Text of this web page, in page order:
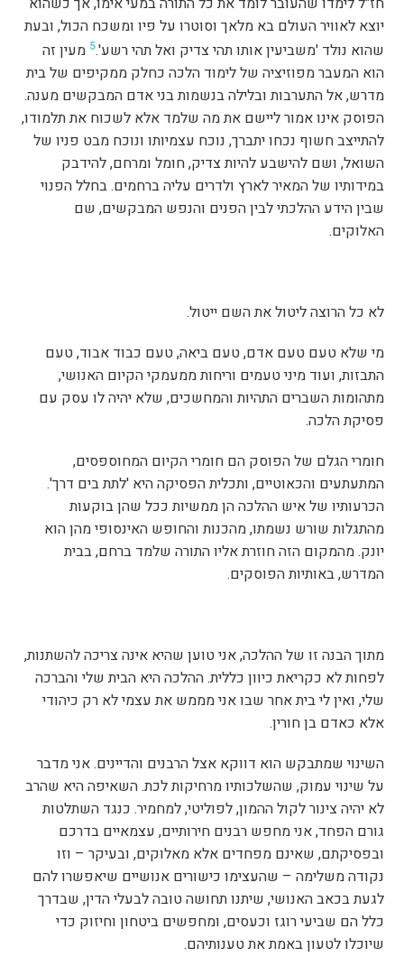
יוצא לאוויר העולם בא מלאך וסוטרו על פיו ומשכח הכול, ובעת
שהוא נולד 'משביעין אותו תהי צדיק ואל תהי רשע'.5 מעין זה
הוא המעבר מפוזיציה של לימוד הלכה כחלק ממקיפים של בית
מדרש, אל התערבות ובלילה בנשמות בני אדם המבקשים מענה.
הפוסק אינו אמור ליישם את מה שלמד אלא לשכוח את תלמודו,
להתייצב חשוף נכחו יתברך, נוכח עצמיותו ונוכח מבט פניו של
השואל, ושם להישבע להיות צדיק, חומל ומרחם, להידבק
במידותיו של המאיר לארץ ולדרים עליה ברחמים. בחלל הפנוי
שבין הידע ההלכתי לבין הפנים והנפש המבקשים, שם
האלוקים.
לא כל הרוצה ליטול את השם ייטול.
מי שלא טעם טעם אדם, טעם ביאה, טעם כבוד אבוד, טעם
התבזות, ועוד מיני טעמים וריחות ממעמקי הקיום האנושי,
מתהומות השברים התהיות והמחשכים, שלא יהיה לו עסק עם
פסיקת הלכה.
חומרי הגלם של הפוסק הם חומרי הקיום המחוספסים,
המתעתעים והכאוטיים, ותכלית הפסיקה היא 'לתת בים דרך'.
הכרעותיו של איש ההלכה הן ממשיות ככל שהן בוקעות
מהתגלות שורש נשמתו, מהכנות והחופש האינסופי מהן הוא
יונק. מהמקום הזה חוזרת אליו התורה שלמד ברחם, בבית
המדרש, באותיות הפוסקים.
מתוך הבנה זו של ההלכה, אני טוען שהיא אינה צריכה להשתנות,
לפחות לא כקריאת כיוון כללית. ההלכה היא הבית שלי והברכה
שלי, ואין לי בית אחר שבו אני מממש את עצמי לא רק כיהודי
אלא כאדם בן חורין.
השינוי שמתבקש הוא דווקא אצל הרבנים והדיינים. אני מדבר
על שינוי עמוק, שהשלכותיו מרחיקות לכת. השאיפה היא שהרב
לא יהיה צינור לקול ההמון, לפוליטי, למחמיר. כנגד השתלטות
גורם הפחד, אני מחפש רבנים חירותיים, עצמאיים בדרכם
ובפסיקתם, שאינם מפחדים אלא מאלוקים, ובעיקר – וזו
נקודה משלימה – שהעצימו כישורים אנושיים שיאפשרו להם
לגעת בכאב האנושי, שיתנו תחושה טובה לבעלי הדין, שבדרך
כלל הם שביעי רוגז וכעסים, ומחפשים ביטחון וחיזוק כדי
שיוכלו לטעון באמת את טענותיהם.